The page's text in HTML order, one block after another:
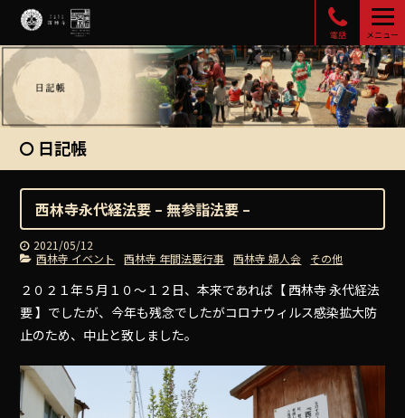
電話 メニュー
日記帳
西林寺永代経法要 – 無参詣法要 –
2021/05/12
西林寺 イベント
西林寺 年間法要行事 西林寺 婦人会 その他
２０２１年５月１０〜１２日、本来であれば【 西林寺 永代経法
要 】でしたが、今年も残念でしたがコロナウィルス感染拡大防
止のため、中止と致しました。